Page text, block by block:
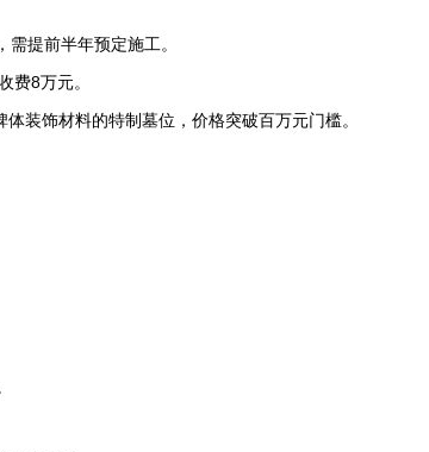
提前半年预定施工。
费8万元。
装饰材料的特制墓位，价格突破百万元门槛。